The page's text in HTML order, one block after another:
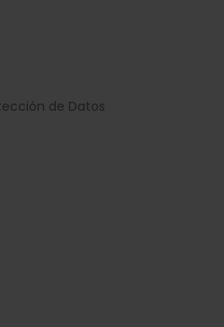
de Datos